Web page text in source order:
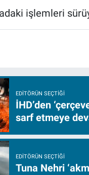
işlemleri
EDITÖRÜN SEÇTIĞI
İHD’den
sarf etmeye
EDITÖRÜN SEÇTIĞI
Tuna Nehri